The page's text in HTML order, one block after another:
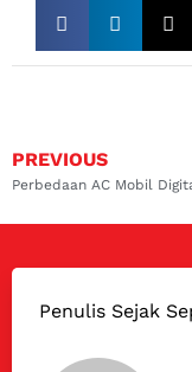
PREVIOUS
Penulis Sejak